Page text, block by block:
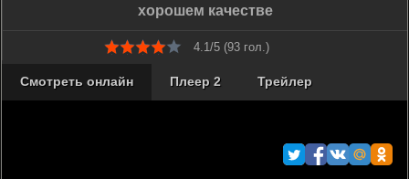
хорошем качестве
4.1/5 (93 гол.)
Смотреть онлайн Плеер 2 Трейлер